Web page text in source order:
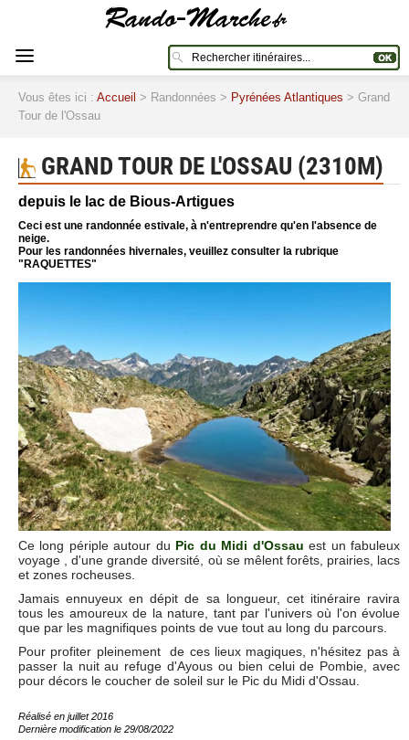
Vous êtes ici : Accueil > Randonnées > Pyrénées Atlantiques > Grand
Tour de l'Ossau
GRAND TOUR DE L'OSSAU (2310M)
depuis le lac de Bious-Artigues
Ceci est une randonnée estivale, à n'entreprendre qu'en l'absence de
neige.
Pour les randonnées hivernales, veuillez consulter la rubrique
"RAQUETTES"
Ce long périple autour du Pic du Midi d'Ossau est un fabuleux
voyage , d'une grande diversité, où se mêlent forêts, prairies, lacs
et zones rocheuses.
Jamais ennuyeux en dépit de sa longueur, cet itinéraire ravira
tous les amoureux de la nature, tant par l'univers où l'on évolue
que par les magnifiques points de vue tout au long du parcours.
Pour profiter pleinement de ces lieux magiques, n'hésitez pas à
passer la nuit au refuge d'Ayous ou bien celui de Pombie, avec
pour décors le coucher de soleil sur le Pic du Midi d'Ossau.
Réalisé en juillet 2016
Dernière modification le 29/08/2022